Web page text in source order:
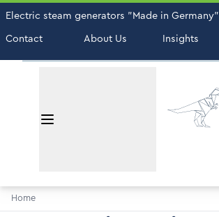
Electric steam generators "Made in Germany"
Contact
About Us Insights
Home